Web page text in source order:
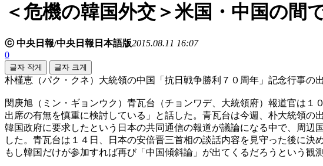
＜危機の韓国外交＞米国・中国の間
ⓒ 中央日報/中央日報日本語版2015.08.11 16:07
0
글자 작게 글자 크게
朴槿恵（パク・クネ）大統領の中国「抗日戦争勝利７０周年」記念行事の
閔庚旭（ミン・ギョンウク）青瓦台（チョンワデ、大統領府）報道官は
出席の有無を慎重に検討している」と話した。青瓦台は今週、朴大統領
韓国政府に要求したという日本の共同通信の報道が議論になる中で、周
した。青瓦台は１４日、日本の安倍晋三首相の談話内容を見守った後に
もし韓国だけが参加すれば再び「中国傾斜論」が出てくるだろうという観測